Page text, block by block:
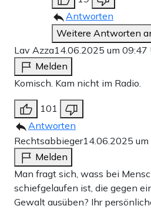
Antworten
Weitere Antworten
Lav Azza14.06.2025 um 09:47
Melden
Komisch. Kam nicht im Radio.
101
Antworten
Rechtsabbieger14.06.2025
Melden
Man fragt sich, wass bei
schiefgelaufen ist, die gegen
Gewalt ausüben? Ihr